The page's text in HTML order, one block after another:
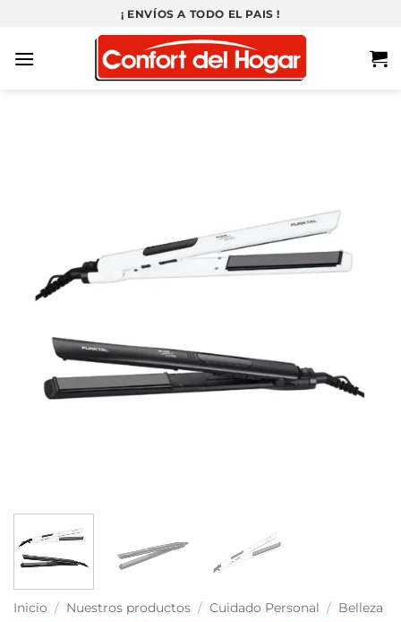
contenido
¡ ENVÍOS A TODO EL PAIS !
Inicio / Nuestros productos / Cuidado Personal / Belleza